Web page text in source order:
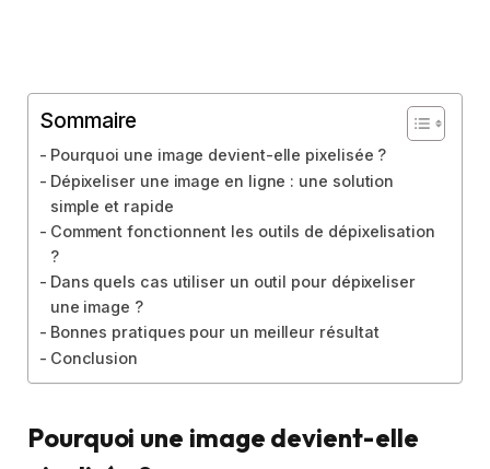
Sommaire
Pourquoi une image devient-elle pixelisée ?
Dépixeliser une image en ligne : une solution
simple et rapide
Comment fonctionnent les outils de dépixelisation
?
Dans quels cas utiliser un outil pour dépixeliser
une image ?
Bonnes pratiques pour un meilleur résultat
Conclusion
Pourquoi une image devient-elle